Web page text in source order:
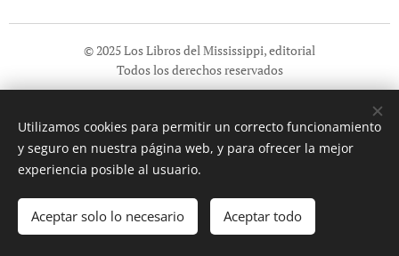
© 2025 Los Libros del Mississippi, editorial
Todos los derechos reservados
Cookies
Idiomas
Utilizamos cookies para permitir un correcto funcionamiento
y seguro en nuestra página web, y para ofrecer la mejor
experiencia posible al usuario.
Aceptar solo lo necesario Aceptar todo